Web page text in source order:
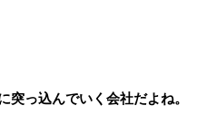
っ込んでいく会社だよね。